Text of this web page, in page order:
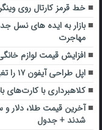
خط قرمز کارتال روی
بازار به ایده های نسل
مهاجرت
افزایش قیمت لوازم
اپل طراحی آیفون ۱۷ را تغییر خواهد داد
کلاهبرداری با کارت‌های
شدند + جدول